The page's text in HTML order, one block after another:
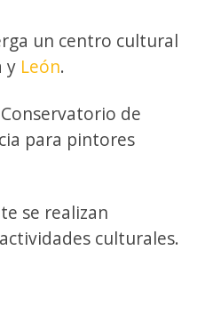
un centro cultural
y León.
de
para pintores
se realizan
culturales.